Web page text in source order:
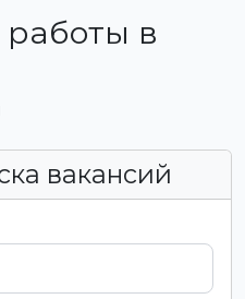
в
вакансий